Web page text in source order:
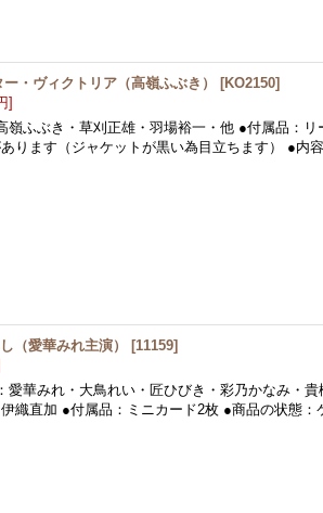
・ヴィクトリア（高嶺ふぶき） [KO2150]
]
嶺ふぶき・草刈正雄・羽場裕一・他 ●付属品：リ
ります（ジャケットが黒い為目立ちます） ●内
（愛華みれ主演） [11159]
愛華みれ・大鳥れい・匠ひびき・彩乃かなみ・貴
織直加 ●付属品：ミニカード2枚 ●商品の状態：